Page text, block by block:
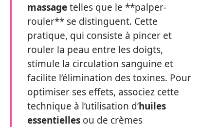
massagetelles que le **palper-
rouler** se distinguent. Cette
pratique, qui consiste à pincer et
rouler la peau entre les doigts,
stimule la circulation sanguine et
facilite l’élimination des toxines. Pour
optimiser ses effets, associez cette
technique à l’utilisation d’huiles
essentielles ou de crèmes